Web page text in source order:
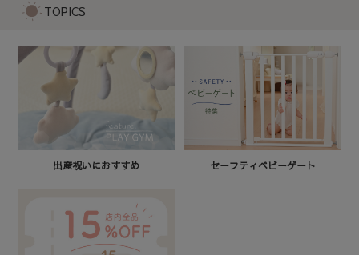
TOPICS
出産祝いにおすすめ セーフティベビーゲート